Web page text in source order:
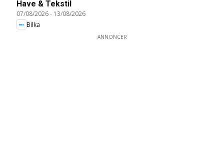
Have & Tekstil
07/08/2026- 13/08/2026
Bilka
ANNONCER